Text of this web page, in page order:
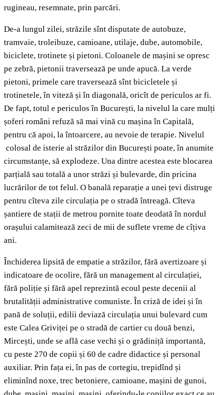
rugineau, resemnate, prin parcări.
De-a lungul zilei, străzile sînt disputate de autobuze,
tramvaie, troleibuze, camioane, utilaje, dube, automobile,
biciclete, trotinete și pietoni. Coloanele de mașini se opresc
pe zebră, pietonii traversează pe unde apucă. La verde
pietoni, primele care traversează sînt bicicletele și
trotinetele, în viteză și în diagonală, oricît de periculos ar fi.
De fapt, totul e periculos în București, la nivelul la care mulți
șoferi români refuză să mai vină cu mașina în Capitală,
pentru că apoi, la întoarcere, au nevoie de terapie. Nivelul
colosal de isterie al străzilor din București poate, în anumite
circumstanțe, să explodeze. Una dintre acestea este blocarea
parțială sau totală a unor străzi și bulevarde, din pricina
lucrărilor de tot felul. O banală reparație a unei țevi distruge
pentru cîteva zile circulația pe o stradă întreagă. Cîteva
șantiere de stații de metrou pornite toate deodată în nordul
orașului calamitează zeci de mii de suflete vreme de cîțiva
ani.
Închiderea lipsită de empatie a străzilor, fără avertizoare și
indicatoare de ocolire, fără un management al circulației,
fără poliție și fără apel reprezintă ecoul peste decenii al
brutalității administrative comuniste. În criză de idei și în
pană de soluții, edilii deviază circulația unui bulevard cum
este Calea Griviței pe o stradă de cartier cu două benzi,
Mircești, unde se află case vechi și o grădiniță importantă,
cu peste 270 de copii și 60 de cadre didactice și personal
auxiliar. Prin fața ei, în pas de cortegiu, trepidînd și
eliminînd noxe, trec betoniere, camioane, mașini de gunoi,